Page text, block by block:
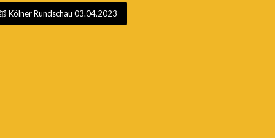
Kölner Rundschau 03.04.2023